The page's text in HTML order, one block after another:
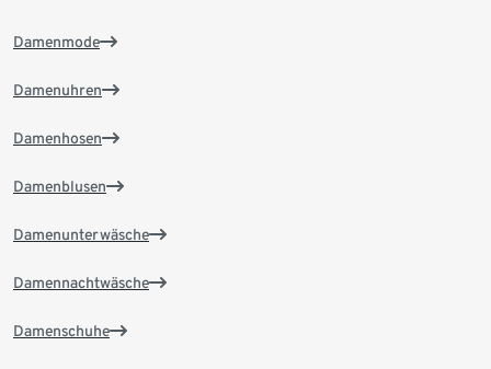
Damenmode
Damenuhren
Damenhosen
Damenblusen
Damenunterwäsche
Damennachtwäsche
Damenschuhe